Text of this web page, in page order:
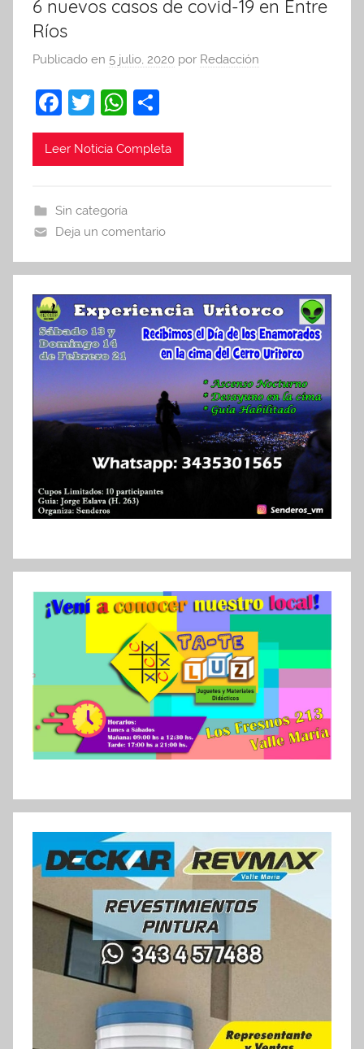
6 nuevos casos de covid-19 en Entre
Ríos
Publicado en 5 julio, 2020 por Redacción
F
a
c
b
o
o
k
T
w
itt
W
h
at
A
p
p
o
m
tir
Leer Noticia Completa
Sin categoría
Deja un comentario